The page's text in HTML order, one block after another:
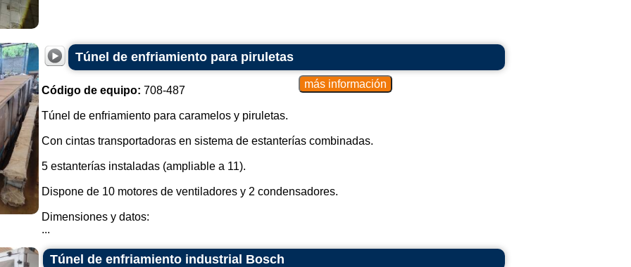
Túnel de enfriamiento para piruletas
Código de equipo: 708-487
Túnel de enfriamiento para caramelos y piruletas.
Con cintas transportadoras en sistema de estanterías combinadas.
5 estanterías instaladas (ampliable a 11).
Dispone de 10 motores de ventiladores y 2 condensadores.
Dimensiones y datos:
...
Túnel de enfriamiento industrial Bosch